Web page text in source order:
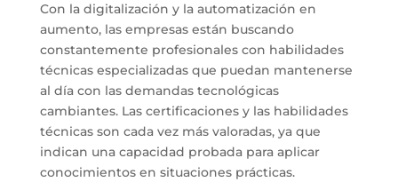
Con la digitalización y la automatización en
aumento, las empresas están buscando
constantemente profesionales con habilidades
técnicas especializadas que puedan mantenerse
al día con las demandas tecnológicas
cambiantes. Las certificaciones y las habilidades
técnicas son cada vez más valoradas, ya que
indican una capacidad probada para aplicar
conocimientos en situaciones prácticas.